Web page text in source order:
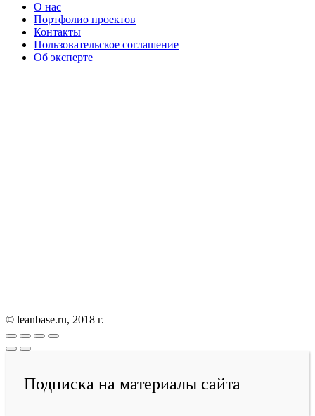
О нас
Портфолио проектов
Контакты
Пользовательское соглашение
Об эксперте
© leanbase.ru, 2018 г.
Подписка на материалы сайта